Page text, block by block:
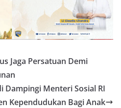
Jaga Persatuan Demi
Dampingi Menteri Sosial RI
Kependudukan Bagi Anak